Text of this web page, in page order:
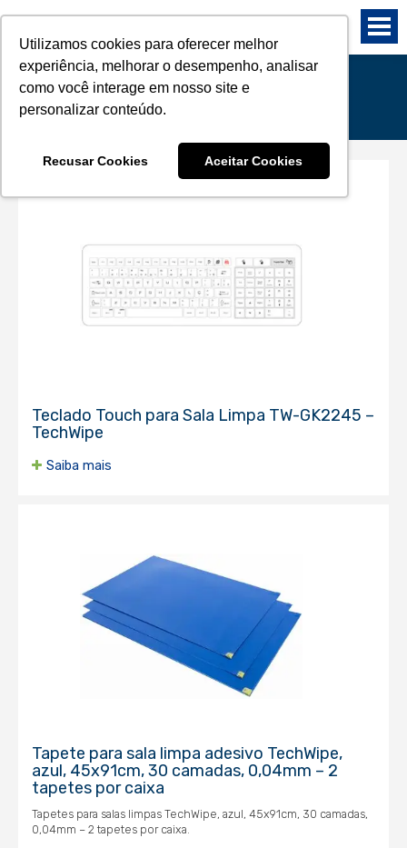
Utilizamos cookies para oferecer melhor
experiência, melhorar o desempenho, analisar
como você interage em nosso site e
personalizar conteúdo.
Recusar Cookies Aceitar Cookies
Produtos
Teclado Touch para Sala Limpa TW-GK2245 –
TechWipe
Saiba mais
Tapete para sala limpa adesivo TechWipe,
azul, 45x91cm, 30 camadas, 0,04mm – 2
tapetes por caixa
Tapetes para salas limpas TechWipe, azul, 45x91cm, 30 camadas,
0,04mm – 2 tapetes por caixa.